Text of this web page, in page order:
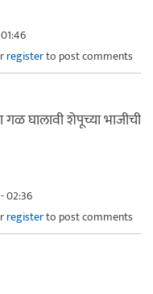
registerto post comments
घालावी शेपूच्या भाजीची
02:36
registerto post comments